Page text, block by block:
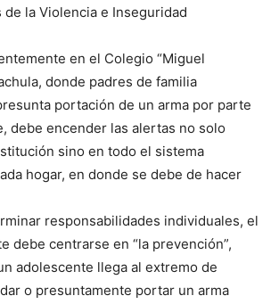
la Violencia e Inseguridad
en el Colegio “Miguel
donde padres de familia
portación de un arma por parte
debe encender las alertas no solo
sino en todo el sistema
hogar, en donde se debe de hacer
responsabilidades individuales, el
debe centrarse en “la prevención”,
adolescente llega al extremo de
o presuntamente portar un arma